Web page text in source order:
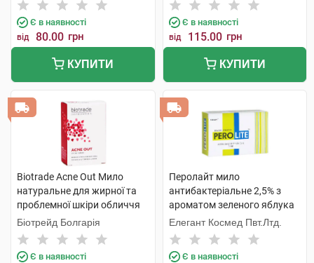
Є в наявності
від 80.00 грн
КУПИТИ
Є в наявності
від 115.00 грн
КУПИТИ
Biotrade Acne Out Мило
натуральне для жирної та
проблемної шкіри обличчя
та тіла 100 г 1 шт
Біотрейд Болгарія
Є в наявності
Перолайт мило
антибактеріальне 2,5% з
ароматом зеленого яблука
75 г 1 шт
Елегант Космед Пвт.Лтд.
Є в наявності